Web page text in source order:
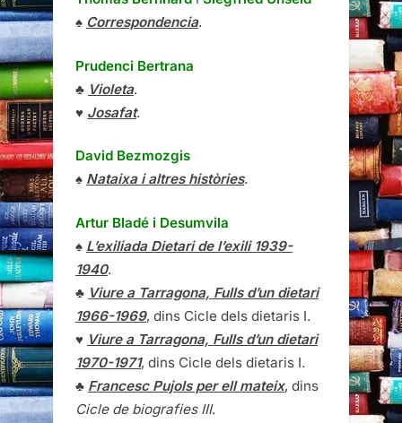
♠ Correspondencia.
Prudenci Bertrana
♣ Violeta.
♥ Josafat.
David Bezmozgis
♠ Nataixa i altres històries.
Artur Bladé i Desumvila
♠ L’exiliada Dietari de l’exili 1939-
1940.
♣ Viure a Tarragona, Fulls d’un dietari
1966-1969, dins Cicle dels dietaris I.
♥ Viure a Tarragona, Fulls d’un dietari
1970-1971, dins Cicle dels dietaris I.
♣ Francesc Pujols per ell mateix, dins
Cicle de biografies III.